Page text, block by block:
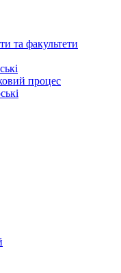
та факультети
процес